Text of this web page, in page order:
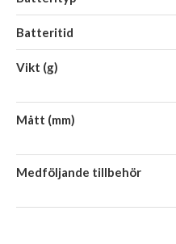
Batteritid
Vikt (g)
Mått (mm)
Medföljande tillbehör